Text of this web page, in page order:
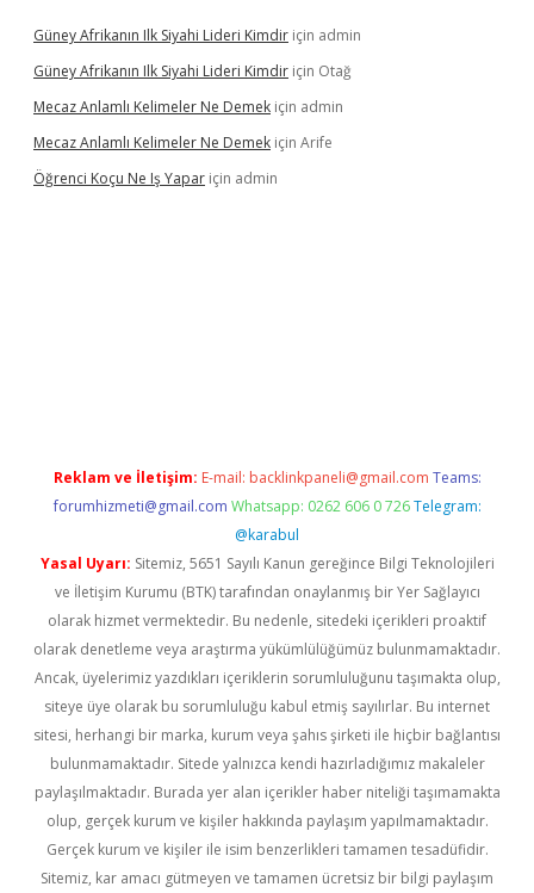
Güney Afrikanın Ilk Siyahi Lideri Kimdir için admin
Güney Afrikanın Ilk Siyahi Lideri Kimdir için Otağ
Mecaz Anlamlı Kelimeler Ne Demek için admin
Mecaz Anlamlı Kelimeler Ne Demek için Arife
Öğrenci Koçu Ne Iş Yapar için admin
Reklam ve İletişim: E-mail: backlinkpaneli@gmail.com Teams:
forumhizmeti@gmail.com Whatsapp: 0262 606 0 726 Telegram:
@karabul
Yasal Uyarı: Sitemiz, 5651 Sayılı Kanun gereğince Bilgi Teknolojileri
ve İletişim Kurumu (BTK) tarafından onaylanmış bir Yer Sağlayıcı
olarak hizmet vermektedir. Bu nedenle, sitedeki içerikleri proaktif
olarak denetleme veya araştırma yükümlülüğümüz bulunmamaktadır.
Ancak, üyelerimiz yazdıkları içeriklerin sorumluluğunu taşımakta olup,
siteye üye olarak bu sorumluluğu kabul etmiş sayılırlar. Bu internet
sitesi, herhangi bir marka, kurum veya şahıs şirketi ile hiçbir bağlantısı
bulunmamaktadır. Sitede yalnızca kendi hazırladığımız makaleler
paylaşılmaktadır. Burada yer alan içerikler haber niteliği taşımamakta
olup, gerçek kurum ve kişiler hakkında paylaşım yapılmamaktadır.
Gerçek kurum ve kişiler ile isim benzerlikleri tamamen tesadüfidir.
Sitemiz, kar amacı gütmeyen ve tamamen ücretsiz bir bilgi paylaşım